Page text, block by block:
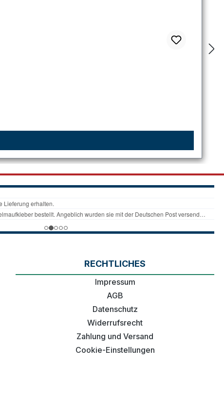
RECHTLICHES
Impressum
AGB
Datenschutz
Widerrufsrecht
Zahlung und Versand
Cookie-Einstellungen